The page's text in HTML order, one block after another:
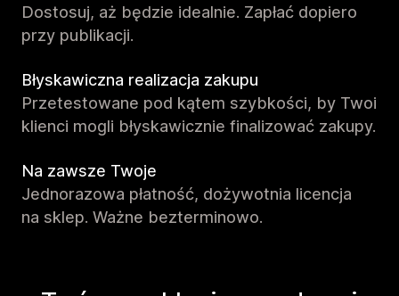
Dostosuj, aż będzie idealnie. Zapłać dopiero
przy publikacji.
Błyskawiczna realizacja zakupu
Przetestowane pod kątem szybkości, by Twoi
klienci mogli błyskawicznie finalizować zakupy.
Na zawsze Twoje
Jednorazowa płatność, dożywotnia licencja
na sklep. Ważne bezterminowo.